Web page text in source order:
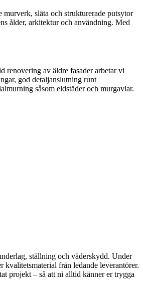
släta och strukturerade putsytor
ålder, arkitektur och användning. Med
renovering av äldre fasader arbetar vi
god detaljanslutning runt
såsom eldstäder och murgavlar.
ställning och väderskydd. Under
från ledande leverantörer.
projekt – så att ni alltid känner er trygga